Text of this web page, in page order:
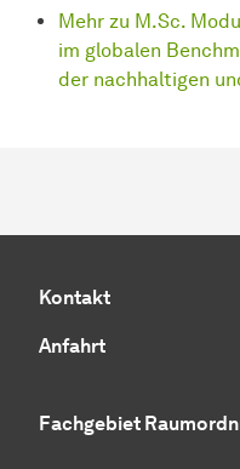
Mehr zu M.Sc.
im globalen
der nachhaltigen
Kontakt
Anfahrt
Fachgebiet